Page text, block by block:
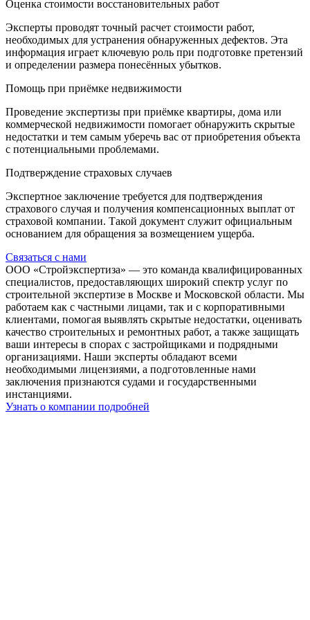
Оценка стоимости восстановительных работ
Эксперты проводят точный расчет стоимости работ,
необходимых для устранения обнаруженных дефектов. Эта
информация играет ключевую роль при подготовке претензий
и определении размера понесённых убытков.
Помощь при приёмке недвижимости
Проведение экспертизы при приёмке квартиры, дома или
коммерческой недвижимости помогает обнаружить скрытые
недостатки и тем самым уберечь вас от приобретения объекта
с потенциальными проблемами.
Подтверждение страховых случаев
Экспертное заключение требуется для подтверждения
страхового случая и получения компенсационных выплат от
страховой компании. Такой документ служит официальным
основанием для обращения за возмещением ущерба.
Связаться с нами
ООО «Стройэкспертиза» — это команда квалифицированных
специалистов, предоставляющих широкий спектр услуг по
строительной экспертизе в Москве и Московской области. Мы
работаем как с частными лицами, так и с корпоративными
клиентами, помогая выявлять скрытые недостатки, оценивать
качество строительных и ремонтных работ, а также защищать
ваши интересы в спорах с застройщиками и подрядными
организациями. Наши эксперты обладают всеми
необходимыми лицензиями, а подготовленные нами
заключения признаются судами и государственными
инстанциями.
Узнать о компании подробней